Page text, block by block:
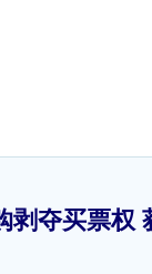
剥夺买票权